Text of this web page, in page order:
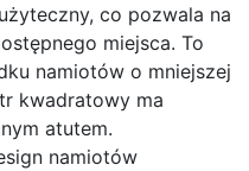
co pozwala na
miejsca. To
namiotów o mniejszej
kwadratowy ma
atutem.
namiotów